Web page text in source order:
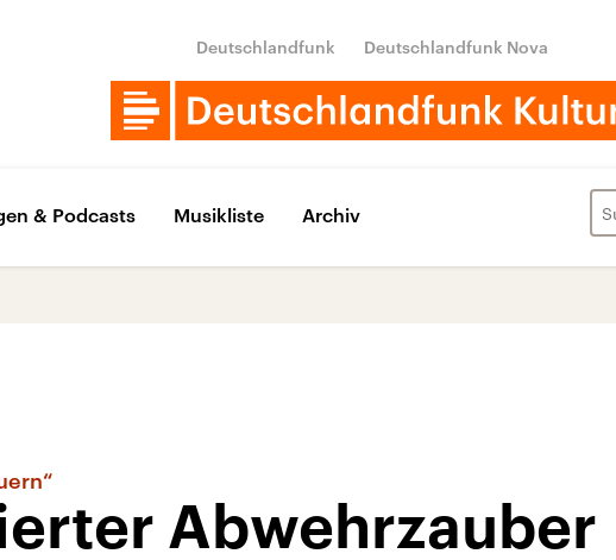
Deutschlandfunk Deutschlandfunk Nova
& Podcasts Musikliste Archiv
Abwehrzauber